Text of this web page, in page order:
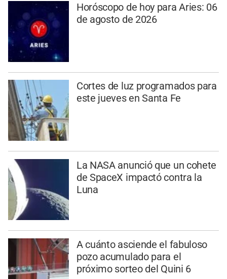
Horóscopo de hoy para Aries: 06
de agosto de 2026
Cortes de luz programados para
este jueves en Santa Fe
La NASA anunció que un cohete
de SpaceX impactó contra la
Luna
A cuánto asciende el fabuloso
pozo acumulado para el
próximo sorteo del Quini 6